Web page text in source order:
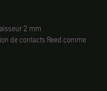
2 mm
de contacts Reed comme